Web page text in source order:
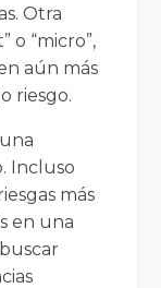
Otra
o “micro”,
aún más
riesgo.
Incluso
más
en una